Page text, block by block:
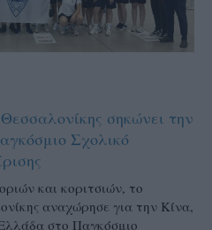
σηκώνει την
Σχολικό
και κοριτσιών, το
αναχώρησε για την Κίνα,
στο Παγκόσμιο